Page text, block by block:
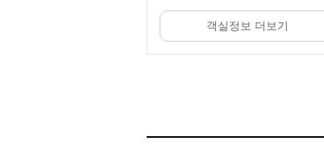
객실정보 더보기